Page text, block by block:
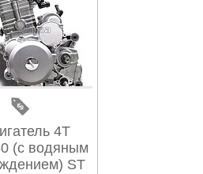
4T
(с водяным
ST